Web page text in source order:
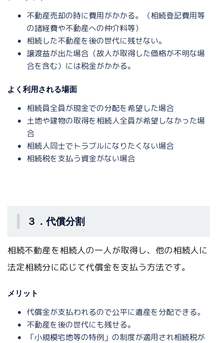
不動産売却の時に費用がかかる。（相続登記費用等
の諸経費や不動産への仲介料等）
相続した不動産を後の世代に残せない。
譲渡益が出た場合（故人が取得した価格が不明な場
合を含む）には税金がかかる。
よく利用される場面
相続員全員が現金での分配を希望した場合
土地や建物の取得を相続人全員が希望しなかった場
合
相続人同士でトラブルになりたくない場合
相続税を支払う資金がない場合
３．代償分割
相続不動産を相続人の一人が取得し、他の相続人に
法定相続分に応じて代償金を支払う方法です。
メリット
代償金が支払われるので公平に遺産を分配できる。
不動産を後の世代にも残せる。
「小規模宅地等の特例」の制度が適用され相続税が